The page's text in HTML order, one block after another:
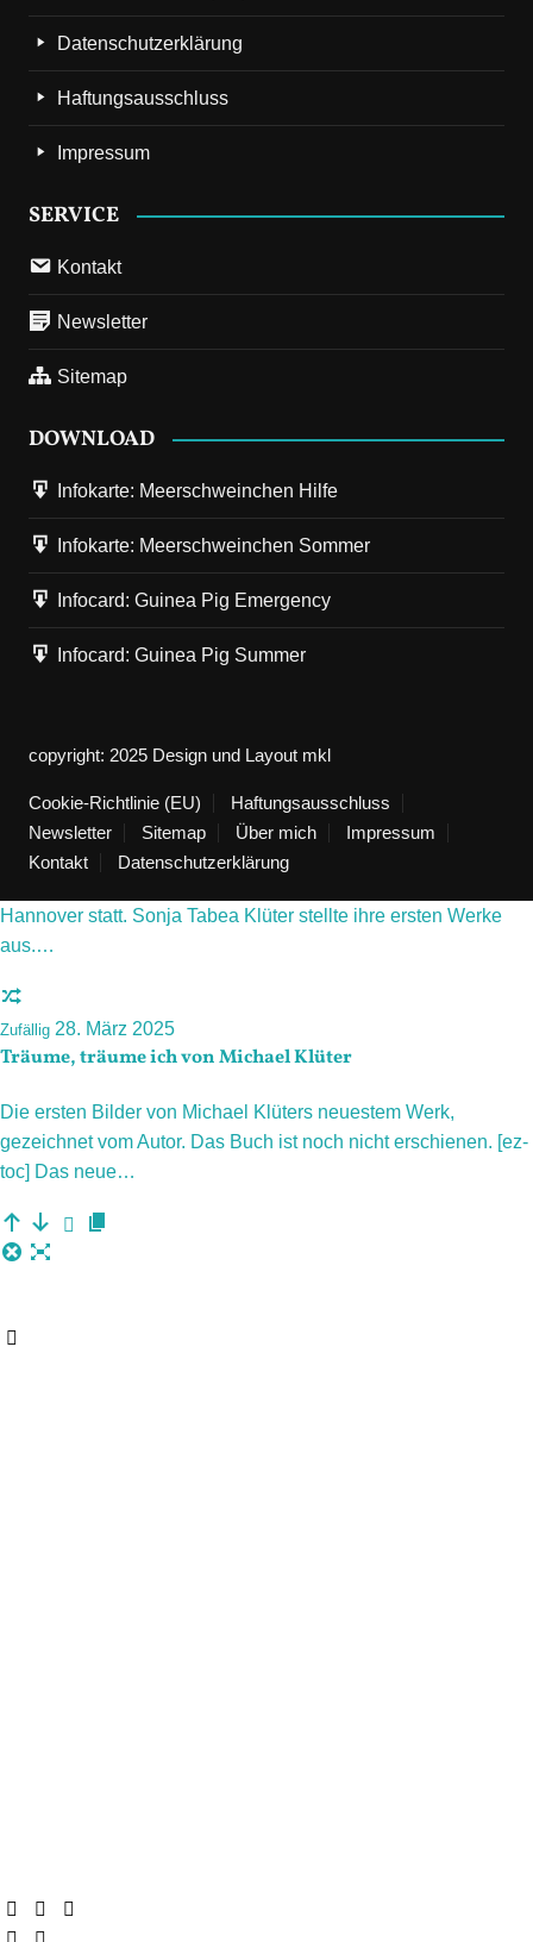
Datenschutzerklärung
Haftungsausschluss
Impressum
SERVICE
Kontakt
Newsletter
Sitemap
DOWNLOAD
Infokarte: Meerschweinchen Hilfe
Infokarte: Meerschweinchen Sommer
Infocard: Guinea Pig Emergency
Infocard: Guinea Pig Summer
copyright: 2025 Design und Layout mkl
Cookie-Richtlinie (EU)
Haftungsausschluss
Newsletter
Sitemap Über mich
Impressum
Kontakt
Datenschutzerklärung
Next 30. März 2025
Galerie: Frankfurt am Main Altes Polizeipräsidium
Das bekannteste Lost Place ist das Alte Polizeipräsidium in
Vorherige 27. März 2025
Ekklesia Revolt 2025 Vol. 6 war ein voller Erfolg
Hannover statt. Sonja Tabea Klüter stellte ihre ersten Werke
aus.…
Zufällig 28. März 2025
Träume, träume ich von Michael Klüter
Die ersten Bilder von Michael Klüters neuestem Werk,
gezeichnet vom Autor. Das Buch ist noch nicht erschienen. [ez-
toc] Das neue…